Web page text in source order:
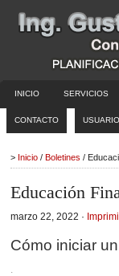
INICIO SERVICIOS
CONTACTO USUARIO
> Inicio / Boletines /
Educación
marzo 22, 2022 ·
Cómo iniciar
.